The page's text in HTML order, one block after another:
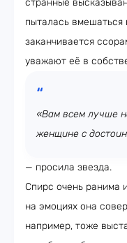
странные
пыталась вмешаться
заканчивается
уважают её в
«Вам всем лучше
женщине с
— просила звезда.
Спирс очень ранима
на эмоциях она
например, тоже